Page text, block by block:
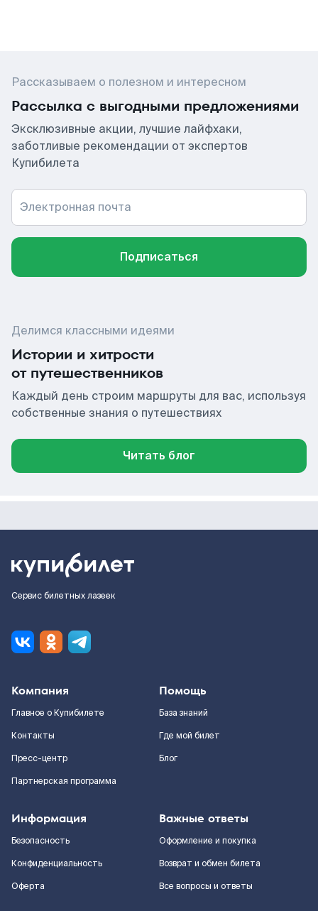
Рассказываем о полезном и интересном
Рассылка с выгодными предложениями
Эксклюзивные акции, лучшие лайфхаки,
заботливые рекомендации от экспертов
Купибилета
Электронная почта
Подписаться
Делимся классными идеями
Истории и хитрости
от путешественников
Каждый день строим маршруты для вас, используя
собственные знания о путешествиях
Читать блог
Сервис билетных лазеек
Компания
Главное о Купибилете
Контакты
Пресс-центр
Партнерская программа
Помощь
База знаний
Где мой билет
Блог
Информация
Безопасность
Конфиденциальность
Оферта
Важные ответы
Оформление и покупка
Возврат и обмен билета
Все вопросы и ответы